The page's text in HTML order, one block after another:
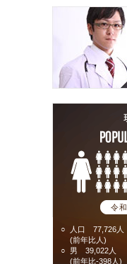
令
○
人口 77,726人
(前年比人)
○
男 39,022人
(前年比-398人)